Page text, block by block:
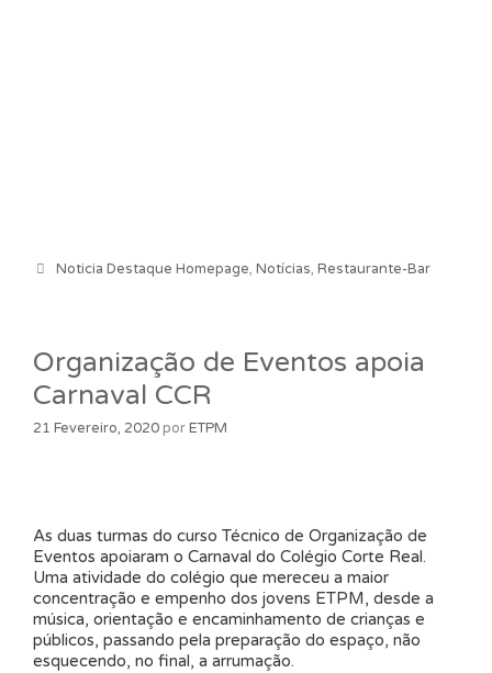
Categorias
Noticia Destaque Homepage, Notícias, Restaurante-Bar
Organização de Eventos apoia
Carnaval CCR
21 Fevereiro, 2020 porETPM
As duas turmas do curso Técnico de Organização de
Eventos apoiaram o Carnaval do Colégio Corte Real.
Uma atividade do colégio que mereceu a maior
concentração e empenho dos jovens ETPM, desde a
música, orientação e encaminhamento de crianças e
públicos, passando pela preparação do espaço, não
esquecendo, no final, a arrumação.